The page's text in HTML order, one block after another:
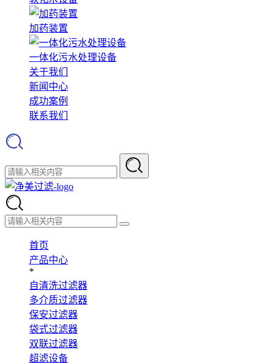
加药装置
一体化污水处理设备
关于我们
新闻中心
成功案例
联系我们
首页
产品中心
*
自清洗过滤器
多介质过滤器
保安过滤器
袋式过滤器
双联过滤器
超滤设备